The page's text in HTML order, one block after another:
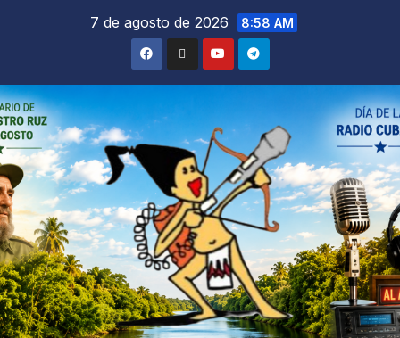
7 de agosto de 2026 8:58 AM